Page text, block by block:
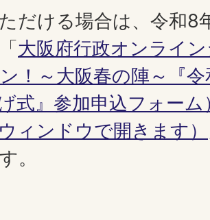
だける場合は、令和8
大阪府行政オンライ
！～大阪春の陣～『
式』参加申込フォー
ィンドウで開きます）
。